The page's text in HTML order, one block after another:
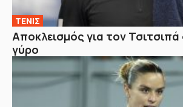
ΤΕΝΙΣ
Αποκλεισμός για τον
γύρο